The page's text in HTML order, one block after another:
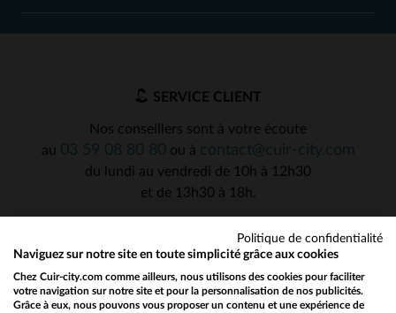
SERVICE CLIENT
Nos conseillers sont à votre écoute
au
ou à
du lundi au vendredi de 10h à 12h30
et de 13h30 à 18h.
Politique de confidentialité
Naviguez sur notre site en toute simplicité grâce aux cookies
Chez Cuir-city.com comme ailleurs, nous utilisons des cookies pour faciliter
votre navigation sur notre site et pour la personnalisation de nos publicités.
Grâce à eux, nous pouvons vous proposer un contenu et une expérience de